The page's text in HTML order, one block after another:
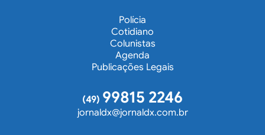
Polícia
Cotidiano
Colunistas
Agenda
Publicações Legais
(49) 99815 2246
jornaldx@jornaldx.com.br